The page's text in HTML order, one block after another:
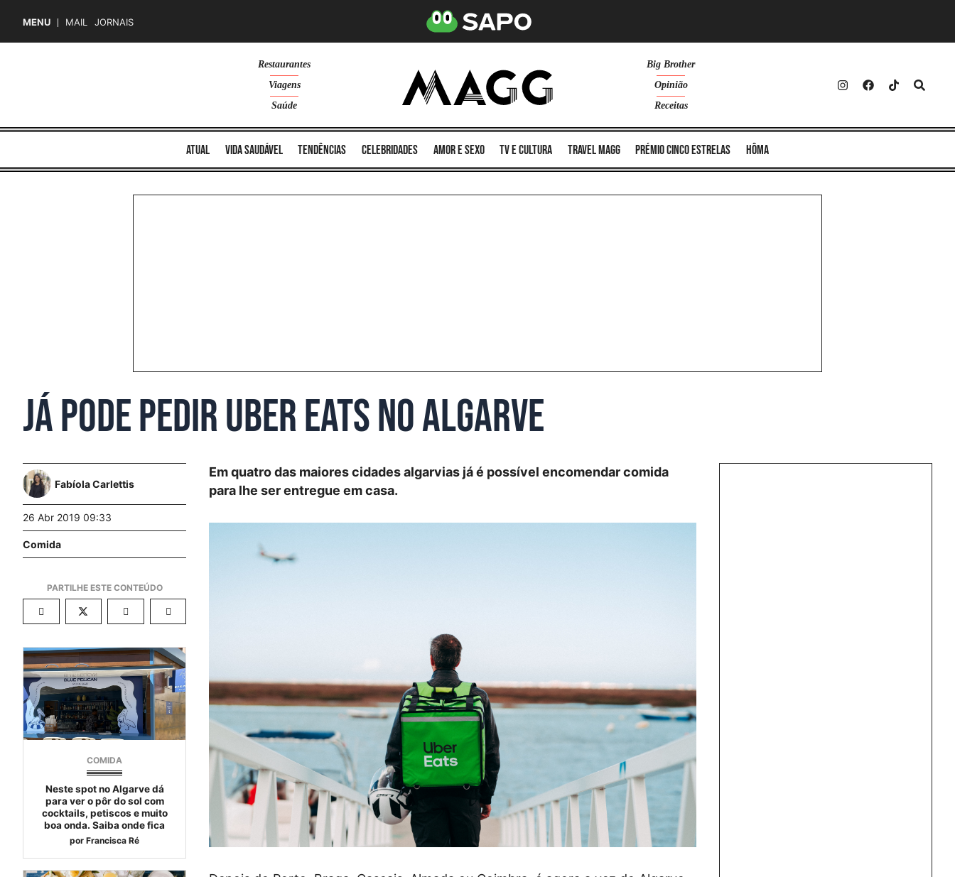
MENU MAIL JORNAIS
Restaurantes
Viagens
Saúde
Big Brother
Opinião
Receitas
atual vida saudável tendências celebridades amor e sexo TV e cultura Travel MAGG Prémio Cinco Estrelas Hôma
Já pode pedir Uber Eats no Algarve
Fabíola Carlettis
26 Abr 2019 09:33
Comida
COMIDA
Neste spot no Algarve dá
para ver o pôr do sol com
cocktails, petiscos e muito
boa onda. Saiba onde fica
por Francisca Ré
Em quatro das maiores cidades algarvias já é possível encomendar comida
para lhe ser entregue em casa.